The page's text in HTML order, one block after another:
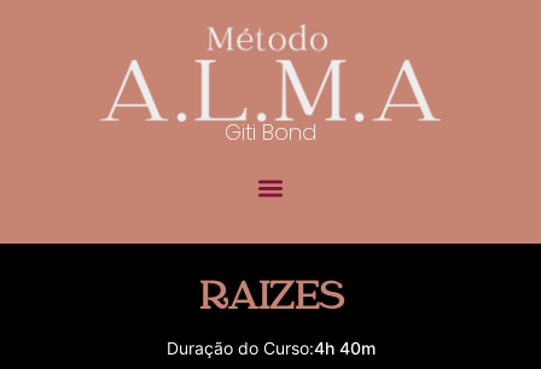
Giti Bond
RAIZES
Duração do Curso:4h 40m